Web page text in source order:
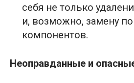
себя не только
и, возможно, замену
компонентов.
Неоправданные и